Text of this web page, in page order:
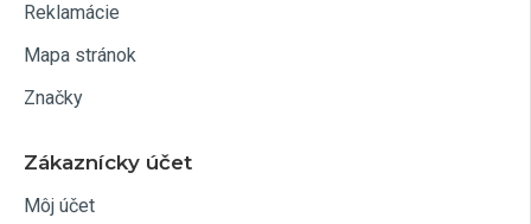
Reklamácie
Mapa stránok
Značky
Zákaznícky účet
Môj účet